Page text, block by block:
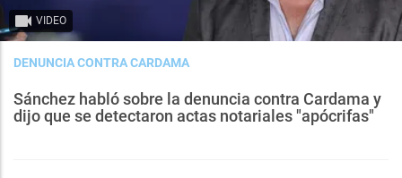
VIDEO
DENUNCIA CONTRA CARDAMA
Sánchez habló sobre la denuncia contra Cardama y
dijo que se detectaron actas notariales "apócrifas"